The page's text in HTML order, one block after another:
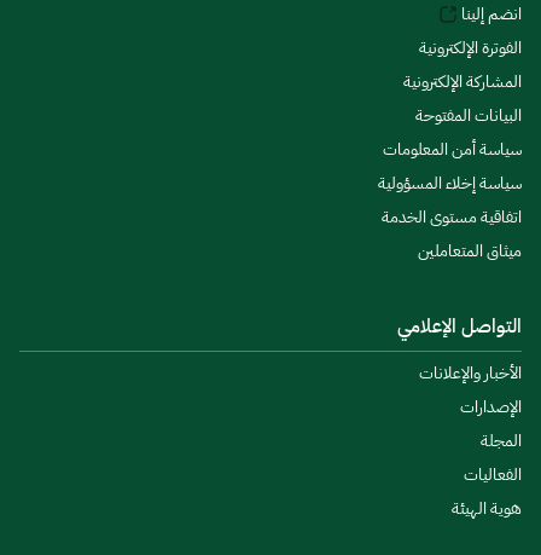
انضم إلينا
الفوترة الإلكترونية
المشاركة الإلكترونية
البيانات المفتوحة
سياسة أمن المعلومات
سياسة إخلاء المسؤولية
اتفاقية مستوى الخدمة
ميثاق المتعاملين
التواصل الإعلامي
الأخبار والإعلانات
الإصدارات
المجلة
الفعاليات
هوية الهيئة